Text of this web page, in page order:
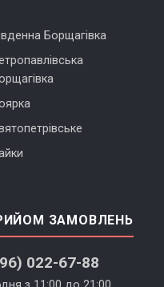
Борщагівка
ЗАМОВЛЕНЬ
022-67-88